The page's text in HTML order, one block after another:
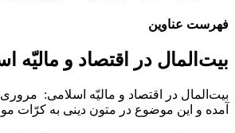
فهرست عناوین
بیت‌المال در اقتصاد و مالیّه
بیت‌المال در اقتصاد و مالیّه اسلامی:
آمده و این موضوع در متون دینی به کرّات